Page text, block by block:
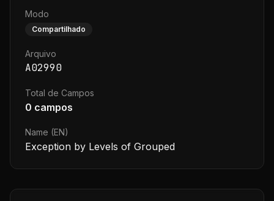
Modo
Compartilhado
Arquivo
A02990
Total de Campos
0 campos
Name (EN)
Exception by Levels of Grouped